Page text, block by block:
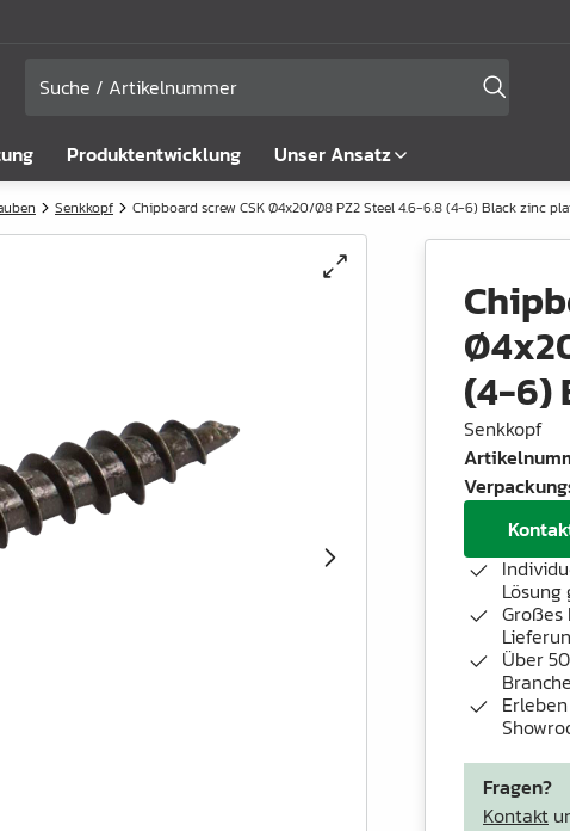
Produktentwicklung Unser Ansatz
Senkkopf Chipboard screw CSK Ø4x20/Ø8 PZ2 Steel 4.6-6.8 (4-6) Black zinc
(4-6)
Senkkopf
Über
Branche
Fragen?
Kontakt